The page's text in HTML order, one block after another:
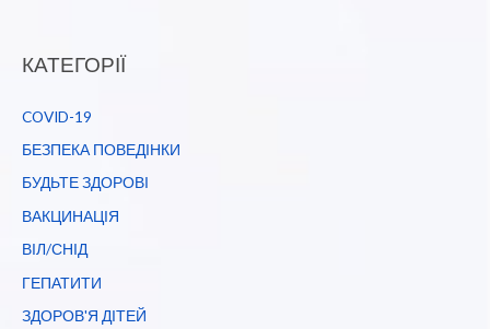
КАТЕГОРІЇ
COVID-19
БЕЗПЕКА ПОВЕДІНКИ
БУДЬТЕ ЗДОРОВІ
ВАКЦИНАЦІЯ
ВІЛ/СНІД
ГЕПАТИТИ
ЗДОРОВ'Я ДІТЕЙ